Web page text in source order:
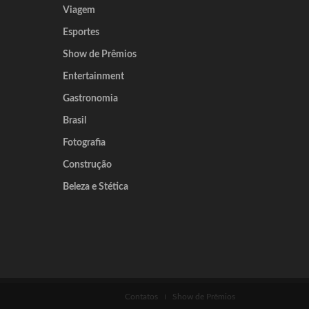
Viagem
Esportes
Show de Prêmios
Entertainment
Gastronomia
Brasil
Fotografia
Construção
Beleza e Stética
Contatos Show de Prêmios